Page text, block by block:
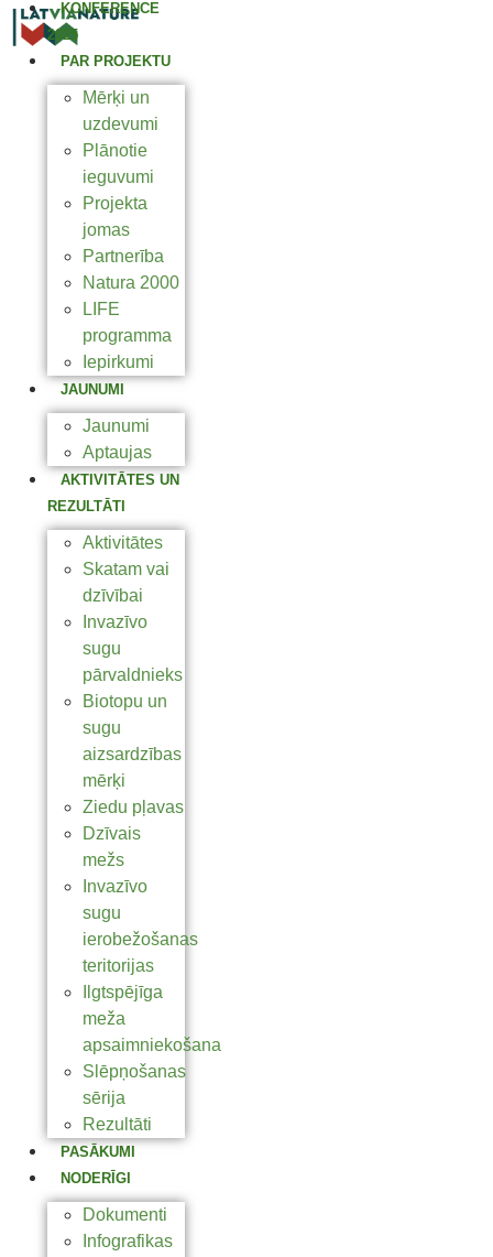
KONFERENCE
2025
PAR PROJEKTU
Mērķi un
uzdevumi
Plānotie
ieguvumi
Projekta
jomas
Partnerība
Natura 2000
LIFE
programma
Iepirkumi
JAUNUMI
Jaunumi
Aptaujas
AKTIVITĀTES UN
REZULTĀTI
Aktivitātes
Skatam vai
dzīvībai
Invazīvo
sugu
pārvaldnieks
Biotopu un
sugu
aizsardzības
mērķi
Ziedu pļavas
Dzīvais
mežs
Invazīvo
sugu
ierobežošanas
teritorijas
Ilgtspējīga
meža
apsaimniekošana
Slēpņošanas
sērija
Rezultāti
PASĀKUMI
NODERĪGI
Dokumenti
Infografikas